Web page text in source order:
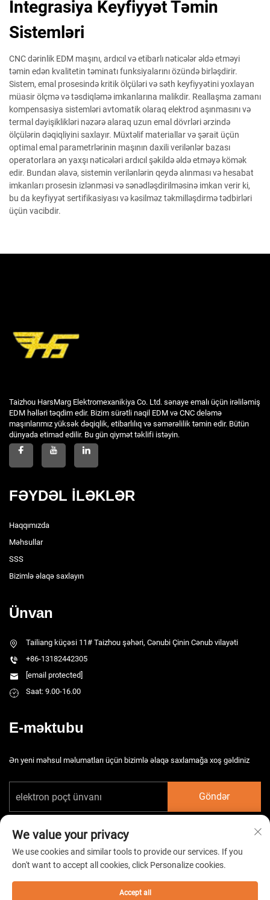
Integrasiya Keyfiyyət Təmin
Sistemləri
CNC dərinlik EDM maşını, ardıcıl və etibarlı nəticələr əldə etməyi
təmin edən kvalitetin təminatı funksiyalarını özündə birləşdirir.
Sistem, emal prosesində kritik ölçüləri və səth keyfiyyətini yoxlayan
müasir ölçmə və təsdiqləmə imkanlarına malikdir. Reallaşma zamanı
kompensasiya sistemləri avtomatik olaraq elektrod aşınmasını və
termal dəyişiklikləri nəzərə alaraq uzun emal dövrləri ərzində
ölçülərin dəqiqliyini saxlayır. Müxtəlif materiallar və şərait üçün
optimal emal parametrlərinin maşının daxili verilənlər bazası
operatorlara ən yaxşı nəticələri ardıcıl şəkildə əldə etməyə kömək
edir. Bundan əlavə, sistemin verilənlərin qeydə alınması və hesabat
imkanları prosesin izlənməsi və sənədləşdirilməsinə imkan verir ki,
bu da keyfiyyət sertifikasiyası və kəsilməz təkmilləşdirmə tədbirləri
üçün vacibdir.
Taizhou HarsMarg Elektromexanikiya Co. Ltd. sənaye emalı üçün irəliləmiş
EDM həlləri təqdim edir. Bizim sürətli naqil EDM və CNC deləmə
maşınlarımız yüksək dəqiqlik, etibarlılıq və səmərəlilik təmin edir. Bütün
dünyada etimad edilir. Bu gün qiymət təklifi istəyin.
FƏYDƏL İLƏKLƏR
Haqqımızda
Məhsullar
SSS
Bizimlə əlaqə saxlayın
Ünvan
Tailiang küçəsi 11# Taizhou şəhəri, Cənubi Çinin Cənub vilayəti
+86-13182442305
[email protected]
Saat: 9.00-16.00
E-məktubu
Ən yeni məhsul məlumatları üçün bizimlə əlaqə saxlamağa xoş gəldiniz
Göndər
Copyright © 2026 Çin Taizhou HarsMarg Elektromexaniki Şirkəti Ltd. Bütün
hüquqlar qorunur. - Gizlilik Siyasəti
We value your privacy
We use cookies and similar tools to provide our services. If you
don't want to accept all cookies, click Personalize cookies.
Accept all